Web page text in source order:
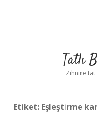
Tatlı
Zihnine tat
Etiket: Eşleştirme